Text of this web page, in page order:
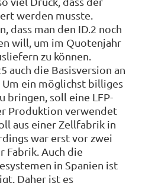
werden musste.
dass man den ID.2 noch
will, um im Quotenjahr
zu können.
auch die Basisversion an
ein möglichst billiges
bringen, soll eine LFP-
Produktion verwendet
aus einer Zellfabrik in
war erst vor zwei
Fabrik. Auch die
in Spanien ist
Daher ist es